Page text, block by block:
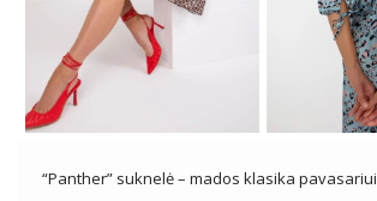
“Panther” suknelė – mados klasika pavasariui